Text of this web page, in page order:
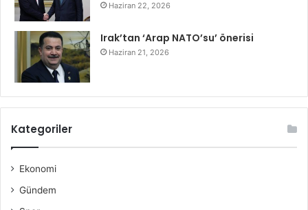
Haziran 22, 2026
Irak’tan ‘Arap NATO’su’ önerisi
Haziran 21, 2026
Kategoriler
Ekonomi
Gündem